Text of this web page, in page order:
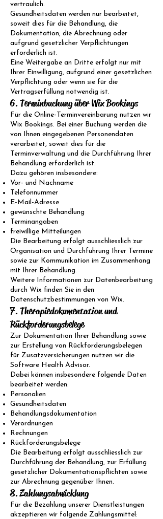
vertraulich.
Gesundheitsdaten werden nur bearbeitet,
soweit dies für die Behandlung, die
Dokumentation, die Abrechnung oder
aufgrund gesetzlicher Verpflichtungen
erforderlich ist.
Eine Weitergabe an Dritte erfolgt nur mit
Ihrer Einwilligung, aufgrund einer gesetzlichen
Verpflichtung oder wenn sie für die
Vertragserfüllung notwendig ist.
6. Terminbuchung über Wix Bookings
Für die Online-Terminvereinbarung nutzen wir
Wix Bookings. Bei einer Buchung werden die
von Ihnen eingegebenen Personendaten
verarbeitet, soweit dies für die
Terminverwaltung und die Durchführung Ihrer
Behandlung erforderlich ist.
Dazu gehören insbesondere:
Vor- und Nachname
Telefonnummer
E-Mail-Adresse
gewünschte Behandlung
Terminangaben
freiwillige Mitteilungen
Die Bearbeitung erfolgt ausschliesslich zur
Organisation und Durchführung Ihrer Termine
sowie zur Kommunikation im Zusammenhang
mit Ihrer Behandlung.
Weitere Informationen zur Datenbearbeitung
durch Wix finden Sie in den
Datenschutzbestimmungen von Wix.
7. Therapiedokumentation und
Rückforderungsbelege
Zur Dokumentation Ihrer Behandlung sowie
zur Erstellung von Rückforderungsbelegen
für Zusatzversicherungen nutzen wir die
Software Health Advisor.
Dabei können insbesondere folgende Daten
bearbeitet werden:
Personalien
Gesundheitsdaten
Behandlungsdokumentation
Verordnungen
Rechnungen
Rückforderungsbelege
Die Bearbeitung erfolgt ausschliesslich zur
Durchführung der Behandlung, zur Erfüllung
gesetzlicher Dokumentationspflichten sowie
zur Abrechnung gegenüber Ihnen.
8. Zahlungsabwicklung
Für die Bezahlung unserer Dienstleistungen
akzeptieren wir folgende Zahlungsmittel: